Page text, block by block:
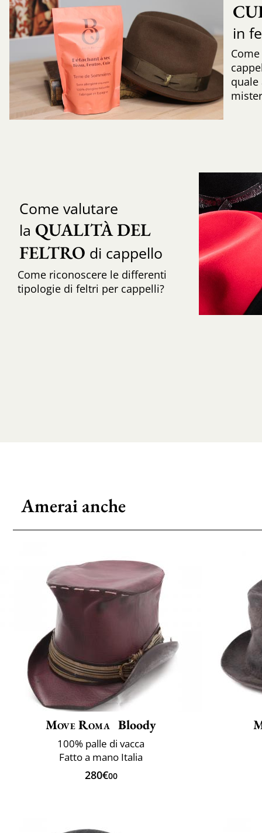
in
Come valutare
la QUALITÀ DEL
FELTRO di cappello
Come riconoscere le differenti
tipologie di feltri per cappelli?
Amerai anche
Move Roma Bloody
100% palle di vacca
Fatto a mano Italia
280€00